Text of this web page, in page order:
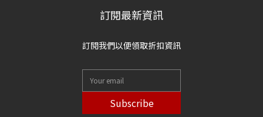
訂閱最新資訊
訂閱我們以便領取折扣資訊
Subscribe